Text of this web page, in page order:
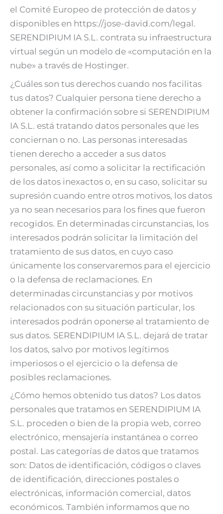
el Comité Europeo de protección de datos y
disponibles en https://jose-david.com/legal.
SERENDIPIUM IA S.L. contrata su infraestructura
virtual según un modelo de «computación en la
nube» a través de Hostinger.
¿Cuáles son tus derechos cuando nos facilitas
tus datos? Cualquier persona tiene derecho a
obtener la confirmación sobre si SERENDIPIUM
IA S.L. está tratando datos personales que les
conciernan o no. Las personas interesadas
tienen derecho a acceder a sus datos
personales, así como a solicitar la rectificación
de los datos inexactos o, en su caso, solicitar su
supresión cuando entre otros motivos, los datos
ya no sean necesarios para los fines que fueron
recogidos. En determinadas circunstancias, los
interesados podrán solicitar la limitación del
tratamiento de sus datos, en cuyo caso
únicamente los conservaremos para el ejercicio
o la defensa de reclamaciones. En
determinadas circunstancias y por motivos
relacionados con su situación particular, los
interesados podrán oponerse al tratamiento de
sus datos. SERENDIPIUM IA S.L. dejará de tratar
los datos, salvo por motivos legítimos
imperiosos o el ejercicio o la defensa de
posibles reclamaciones.
¿Cómo hemos obtenido tus datos? Los datos
personales que tratamos en SERENDIPIUM IA
S.L. proceden o bien de la propia web, correo
electrónico, mensajería instantánea o correo
postal. Las categorías de datos que tratamos
son: Datos de identificación, códigos o claves
de identificación, direcciones postales o
electrónicas, información comercial, datos
económicos. También informamos que no